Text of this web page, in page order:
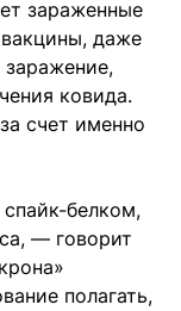
зараженные
вакцины, даже
ковида.
счет именно
белком,
— говорит
полагать,